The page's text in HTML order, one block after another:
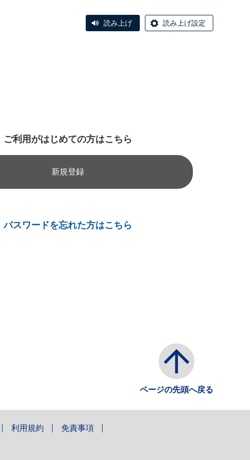
読み上げ 読み上げ設定
ご利用がはじめての方はこちら
新規登録
パスワードを忘れた方はこちら
ページの先頭へ戻る
利用規約 免責事項